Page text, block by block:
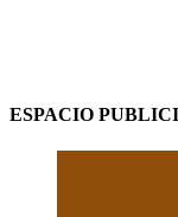
ESPACIO